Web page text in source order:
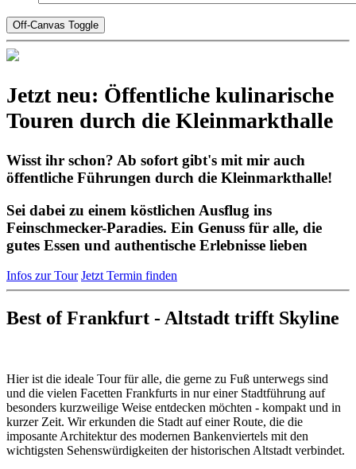
Off-Canvas Toggle
Jetzt neu: Öffentliche kulinarische
Touren durch die Kleinmarkthalle
Wisst ihr schon? Ab sofort gibt's mit mir auch
öffentliche Führungen durch die Kleinmarkthalle!
Sei dabei zu einem köstlichen Ausflug ins
Feinschmecker-Paradies. Ein Genuss für alle, die
gutes Essen und authentische Erlebnisse lieben
Infos zur Tour Jetzt Termin finden
Best of Frankfurt - Altstadt trifft Skyline
Hier ist die ideale Tour für alle, die gerne zu Fuß unterwegs sind
und die vielen Facetten Frankfurts in nur einer Stadtführung auf
besonders kurzweilige Weise entdecken möchten - kompakt und in
kurzer Zeit. Wir erkunden die Stadt auf einer Route, die die
imposante Architektur des modernen Bankenviertels mit den
wichtigsten Sehenswürdigkeiten der historischen Altstadt verbindet.